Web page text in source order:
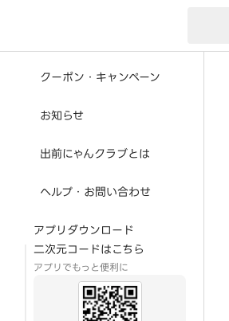
クーポン・キャンペーン
お知らせ
出前にゃんクラブとは
ヘルプ・お問い合わせ
アプリダウンロード
二次元コードはこちら
アプリでもっと便利に